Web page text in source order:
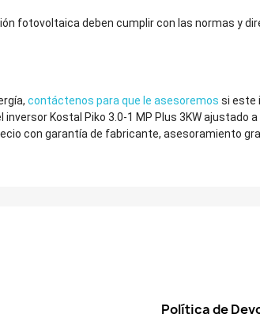
fotovoltaica deben cumplir con las normas y
contáctenos para que le asesoremos si este
Kostal Piko 3.0-1 MP Plus 3KW ajustado
con garantía de fabricante, asesoramiento
Política de